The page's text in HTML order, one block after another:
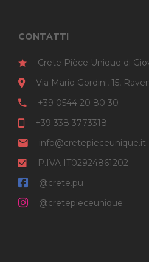
CONTATTI
Crete Pièce Unique di
Via Mario Gordini, 15,
+39 0544 20 80 30
+39 338 3773318
info@cretepieceunique.it
P.IVA IT02924861202
@crete.pu
@cretepieceunique